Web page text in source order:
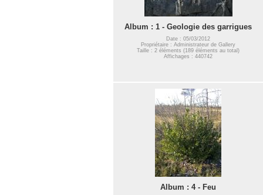
Album : 1 - Geologie des garrigues
Date : 05/03/2012
Propriétaire : Administrateur de Gallery
Taille : 2 éléments (189 éléments au total)
Affichages : 440742
Album : 4 - Feu